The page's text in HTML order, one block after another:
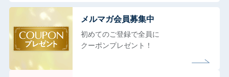
メルマガ会員募集中
初めてのご登録で全員に
クーポンプレゼント！